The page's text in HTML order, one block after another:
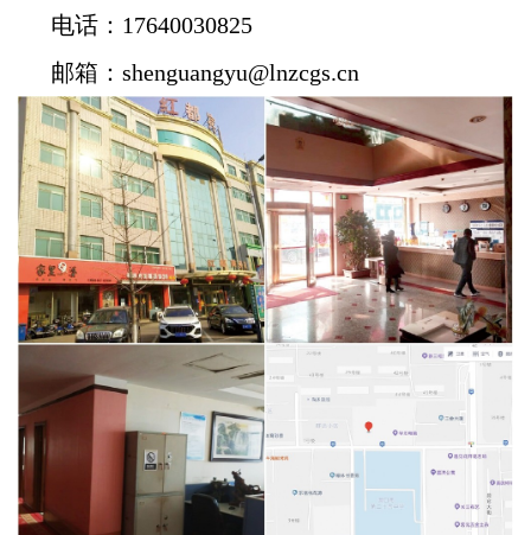
电话 ：17640030825
邮箱 ：shenguangyu@lnzcgs.cn